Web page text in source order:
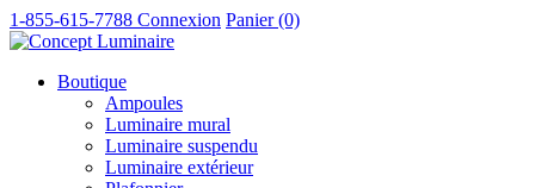
1-855-615-7788 Connexion Panier (0)
Boutique
Ampoules
Luminaire mural
Luminaire suspendu
Luminaire extérieur